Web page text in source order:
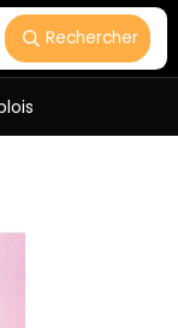
Rechercher